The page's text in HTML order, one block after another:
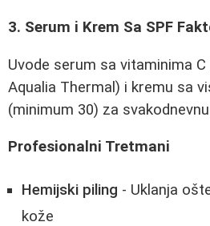
3. Serum i Krem Sa SPF
Uvode serum sa vitaminima
Aqualia Thermal) i kremu sa
(minimum 30) za
Profesionalni Tretmani
Hemijski piling - Uklanja
kože